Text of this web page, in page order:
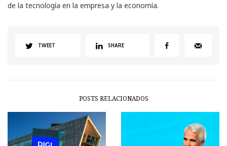
de la tecnología en la empresa y la economía.
TWEET SHARE
POSTS RELACIONADOS